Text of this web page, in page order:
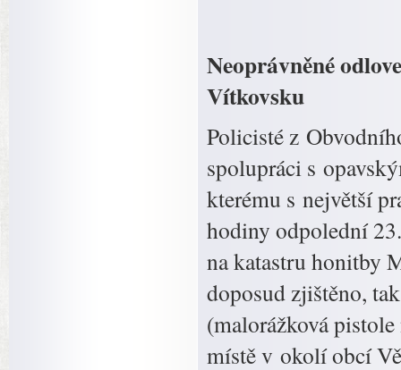
Neoprávněné
Vítkovsku
Policisté z
spolupráci s
kterému s největší
hodiny odpolední
na katastru honitby
doposud zjištěno,
(malorážková
místě v okolí obcí